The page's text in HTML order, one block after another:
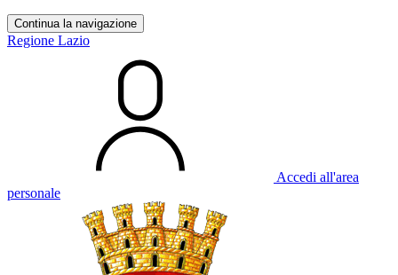
Continua la navigazione
Regione Lazio
Accedi all'area
personale